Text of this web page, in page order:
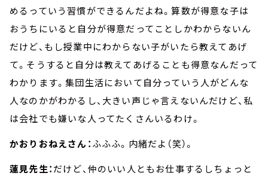
めるっていう習慣ができるんだよね。算数が得意な子は
おうちにいると自分が得意だってことしかわからないん
だけど、もし授業中にわからない子がいたら教えてあげ
て。そうすると自分は教えてあげることも得意なんだって
わかります。集団生活において自分っていう人がどんな
人なのかがわかるし、大きい声じゃ言えないんだけど、私
は会社でも嫌いな人ってたくさんいるわけ。
かおりおねえさん：ふふふ。内緒だよ（笑）。
蓮見先生：だけど、仲のいい人ともお仕事するしちょっと